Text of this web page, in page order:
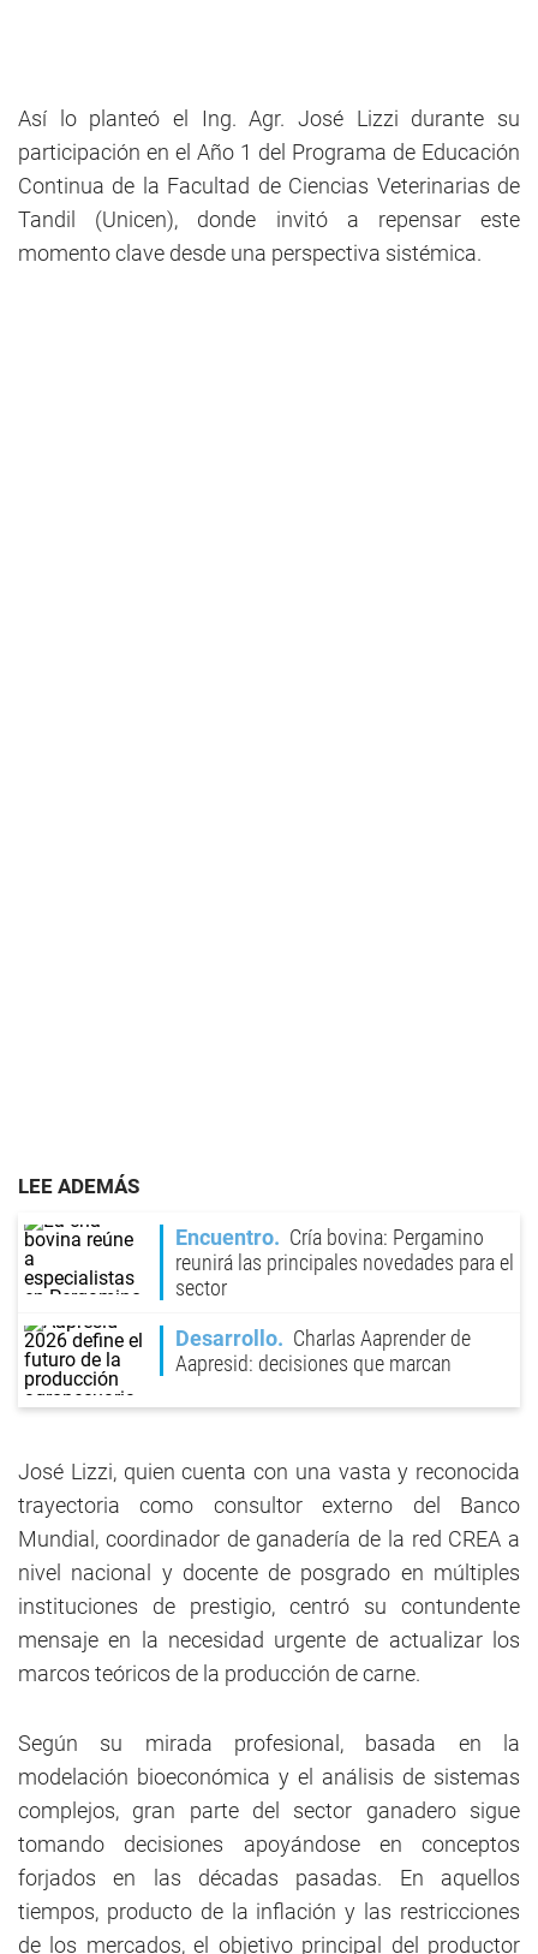
Así lo planteó el Ing. Agr. José Lizzi durante su
participación en el Año 1 del Programa de Educación
Continua de la Facultad de Ciencias Veterinarias de
Tandil (Unicen), donde invitó a repensar este
momento clave desde una perspectiva sistémica.
LEE ADEMÁS
Encuentro
Cría bovina: Pergamino
reunirá las principales novedades para el
sector
Desarrollo
Charlas Aaprender de
Aapresid: decisiones que marcan
José Lizzi, quien cuenta con una vasta y reconocida
trayectoria como consultor externo del Banco
Mundial, coordinador de ganadería de la red CREA a
nivel nacional y docente de posgrado en múltiples
instituciones de prestigio, centró su contundente
mensaje en la necesidad urgente de actualizar los
marcos teóricos de la producción de carne.
Según su mirada profesional, basada en la
modelación bioeconómica y el análisis de sistemas
complejos, gran parte del sector ganadero sigue
tomando decisiones apoyándose en conceptos
forjados en las décadas pasadas. En aquellos
tiempos, producto de la inflación y las restricciones
de los mercados, el objetivo principal del productor